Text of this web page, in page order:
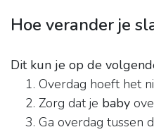
Hoe verander je
Dit kun je op de
Overdag hoeft het
Zorg dat je baby
Ga overdag tussen